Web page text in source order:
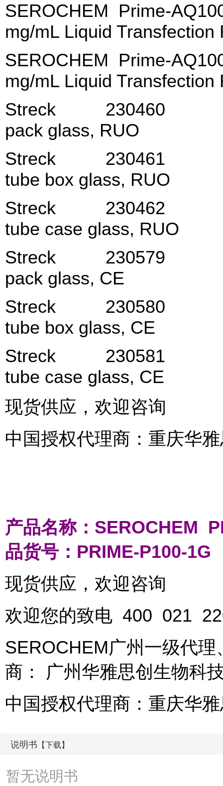
SEROCHEM Prime-
mg/mL Liquid Transfection
SEROCHEM Prime-
mg/mL Liquid Transfection
Streck 230460
pack glass, RUO
Streck 230461
tube box glass, RUO
Streck 230462
tube case glass, RUO
Streck 230579
pack glass, CE
Streck 230580
tube box glass, CE
Streck 230581
tube case glass, CE
现货供应，欢迎咨询
中国授权代理商：重庆华
产品名称：
品货号：PRIME-P100-1G
现货供应，欢迎咨询
欢迎您的致电 400
SEROCHEM广州一级代
商： 广州华雅思创生物科
中国授权代理商：重庆华
说明书 【下载】
暂无说明书